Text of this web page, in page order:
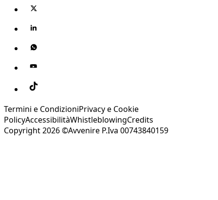
Termini e CondizioniPrivacy e Cookie
PolicyAccessibilitàWhistleblowingCredits
Copyright 2026 ©Avvenire P.Iva 00743840159